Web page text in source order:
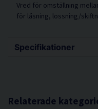
Vred för omställning
för låsning, lossning/
Specifikationer
Kuggar 72 st
Relaterade